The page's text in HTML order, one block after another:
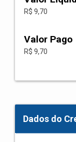
R$ 9,70
Valor Pago
R$ 9,70
Dados do